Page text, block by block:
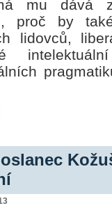
mu dává
proč by
lidovců,